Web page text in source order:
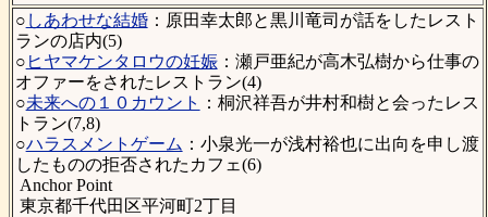
○ しあわせな結婚：原田幸太郎と黒川竜司が話をしたレスト
ランの店内(5)
○ ヒヤマケンタロウの妊娠：瀬戸亜紀が高木弘樹から仕事の
オファーをされたレストラン(4)
○未来への１０カウント
：桐沢祥吾が井村和樹と会ったレス
トラン(7,8)
○ハラスメントゲーム ：小泉光一が浅村裕也に出向を申し渡
したものの拒否されたカフェ(6)
Anchor Point
東京都千代田区平河町2丁目